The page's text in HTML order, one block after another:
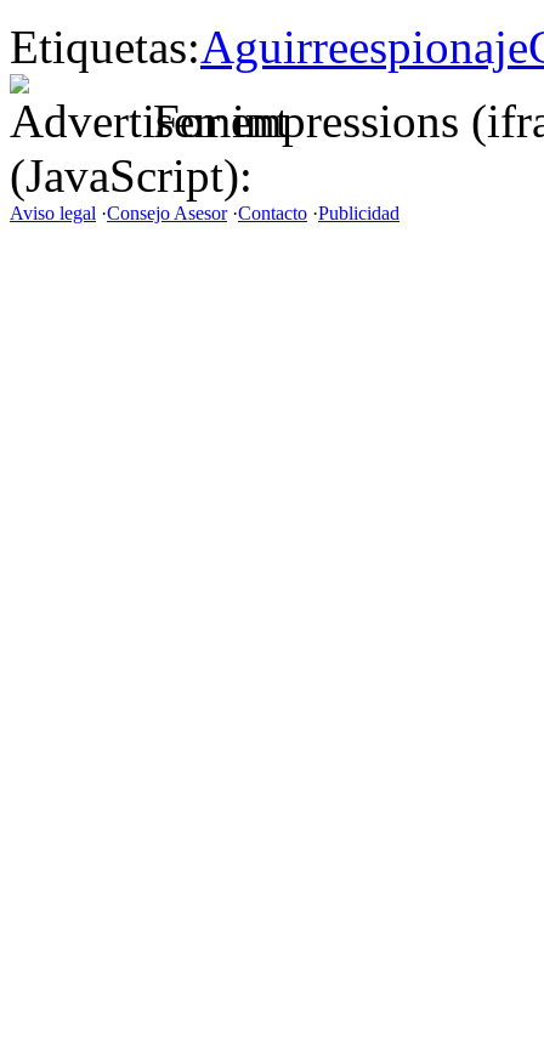
Etiquetas:Aguirreespionaje
For impressions
(JavaScript):
Aviso legal ·Consejo Asesor·Contacto ·Publicidad